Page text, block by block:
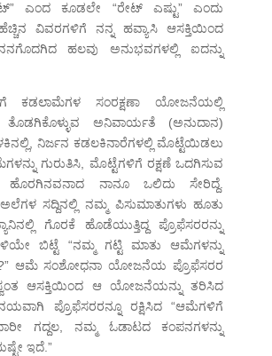
ಎಂದ ಕೂಡಲೇ “ರೇಟ್ ಎಷ್ಟು” ಎಂದು
ಹೆಚ್ಚಿನ ವಿವರಗಳಿಗೆ ನನ್ನ ಹವ್ಯಾಸಿ ಆಸಕ್ತಿಯಿಂದ
ಹಲವು ಅನುಭವಗಳಲ್ಲಿ ಐದನ್ನು
ಕಡಲಾಮೆಗಳ ಸಂರಕ್ಷಣಾ ಯೋಜನೆಯಲ್ಲಿ
ತೊಡಗಿಕೊಳ್ಳುವ ಅನಿವಾರ್ಯತೆ (ಅನುದಾನ)
ನಿರ್ಜನ ಕಡಲಕಿನಾರೆಗಳಲ್ಲಿ ಮೊಟ್ಟೆಯಿಡಲು
ಗುರುತಿಸಿ, ಮೊಟ್ಟೆಗಳಿಗೆ ರಕ್ಷಣೆ ಒದಗಿಸುವ
ಹೊರಗಿನವನಾದ ನಾನೂ ಒಲಿದು ಸೇರಿದ್ದೆ.
ಸದ್ದಿನಲ್ಲಿ ನಮ್ಮ ಪಿಸುಮಾತುಗಳು ಹೂತು
ಗೊರಕೆ ಹೊಡೆಯುತ್ತಿದ್ದ ಪ್ರೊಫೆಸರರನ್ನು
ಬಿಟ್ಟೆ “ನಮ್ಮ ಗಟ್ಟಿ ಮಾತು ಆಮೆಗಳನ್ನು
ಆಮೆ ಸಂಶೋಧನಾ ಯೋಜನೆಯ ಪ್ರೊಫೆಸರರ
ಆಸಕ್ತಿಯಿಂದ ಆ ಯೋಜನೆಯನ್ನು ತರಿಸಿದ
ಪ್ರೊಫೆಸರರನ್ನೂ ರಕ್ಷಿಸಿದ “ಆಮೆಗಳಿಗೆ
ಗದ್ದಲ, ನಮ್ಮ ಓಡಾಟದ ಕಂಪನಗಳನ್ನು
ಇದೆ.”